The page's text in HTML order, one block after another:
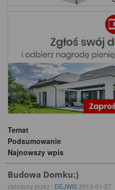
Temat
Podsumowanie
Najnowszy wpis
Budowa Domku:)
założony przez : DEJWIS 2013-01-27